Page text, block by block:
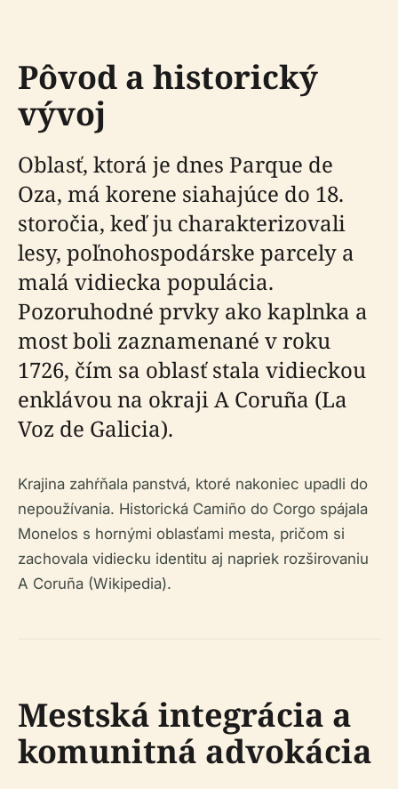
Pôvod a historický
vývoj
Oblasť, ktorá je dnes Parque de
Oza, má korene siahajúce do 18.
storočia, keď ju charakterizovali
lesy, poľnohospodárske parcely a
malá vidiecka populácia.
Pozoruhodné prvky ako kaplnka a
most boli zaznamenané v roku
1726, čím sa oblasť stala vidieckou
enklávou na okraji A Coruña (La
Voz de Galicia).
Krajina zahŕňala panstvá, ktoré nakoniec upadli do
nepoužívania. Historická Camiño do Corgo spájala
Monelos s hornými oblasťami mesta, pričom si
zachovala vidiecku identitu aj napriek rozširovaniu
A Coruña (Wikipedia).
Mestská integrácia a
komunitná advokácia